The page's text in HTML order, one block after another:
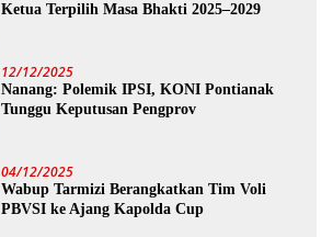
Ketua Terpilih Masa Bhakti 2025–2029
12/12/2025
Nanang: Polemik IPSI, KONI Pontianak
Tunggu Keputusan Pengprov
04/12/2025
Wabup Tarmizi Berangkatkan Tim Voli
PBVSI ke Ajang Kapolda Cup